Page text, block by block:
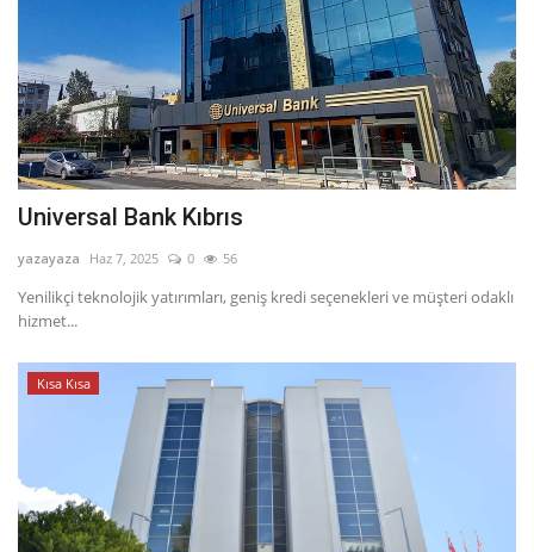
Universal Bank Kıbrıs
yazayaza Haz 7, 2025 0 56
Yenilikçi teknolojik yatırımları, geniş kredi seçenekleri ve müşteri odaklı
hizmet...
Kısa Kısa